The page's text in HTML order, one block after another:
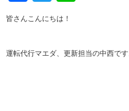
皆さんこんにちは！
運転代行マエダ、更新担当の中西です